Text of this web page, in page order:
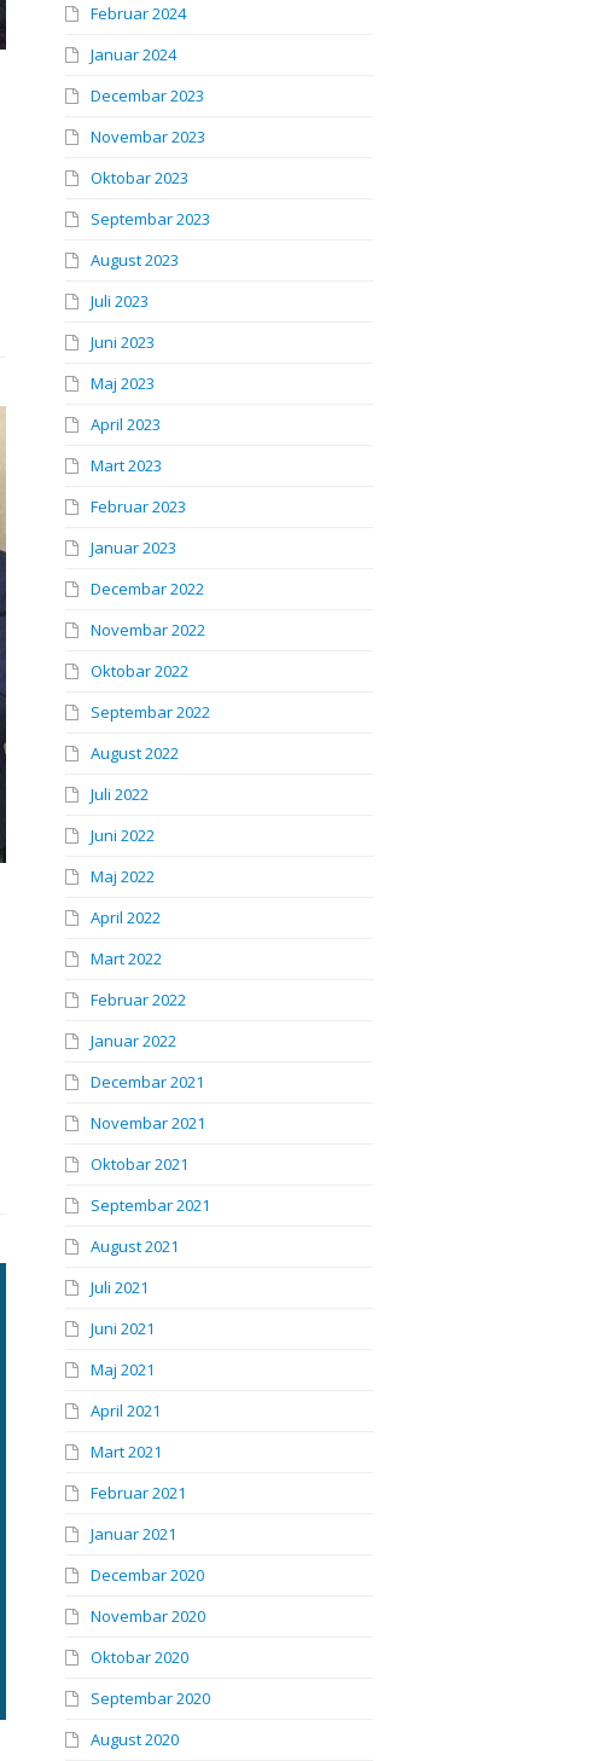
Februar 2024
Januar 2024
Decembar 2023
Novembar 2023
Oktobar 2023
Septembar 2023
August 2023
Juli 2023
Juni 2023
Maj 2023
April 2023
Mart 2023
Februar 2023
Januar 2023
Decembar 2022
Novembar 2022
Oktobar 2022
Septembar 2022
August 2022
Juli 2022
Juni 2022
Maj 2022
April 2022
Mart 2022
Februar 2022
Januar 2022
Decembar 2021
Novembar 2021
Oktobar 2021
Septembar 2021
August 2021
Juli 2021
Juni 2021
Maj 2021
April 2021
Mart 2021
Februar 2021
Januar 2021
Decembar 2020
Novembar 2020
Oktobar 2020
Septembar 2020
August 2020